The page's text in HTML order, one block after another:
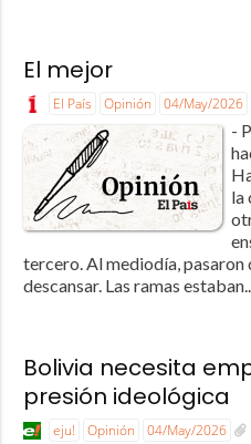
El mejor
El País Opinión 04/May/2026
-
la
tercero. Al mediodía, pasaron
descansar. Las ramas
Bolivia necesita
presión ideológica
eju! Opinión 04/May/2026